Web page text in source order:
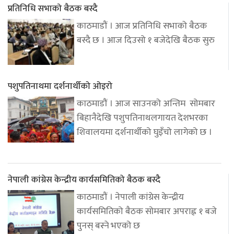
प्रतिनिधि सभाको बैठक बस्दै
काठमाडौं । आज प्रतिनिधि सभाको बैठक
बस्दै छ । आज दिउसो १ बजेदेखि बैठक सुरु
पशुपतिनाथमा दर्शनार्थीको ओइरो
काठमाडौं । आज साउनको अन्तिम सोमबार
बिहानैदेखि पशुपतिनाथलगायत देशभरका
शिवालयमा दर्शनार्थीको घुइँचो लागेको छ ।
नेपाली कांग्रेस केन्द्रीय कार्यसमितिको बैठक बस्दै
काठमाडौं । नेपाली कांग्रेस केन्द्रीय
कार्यसमितिको बैठक सोमबार अपराह्न १ बजे
पुनस् बस्ने भएको छ